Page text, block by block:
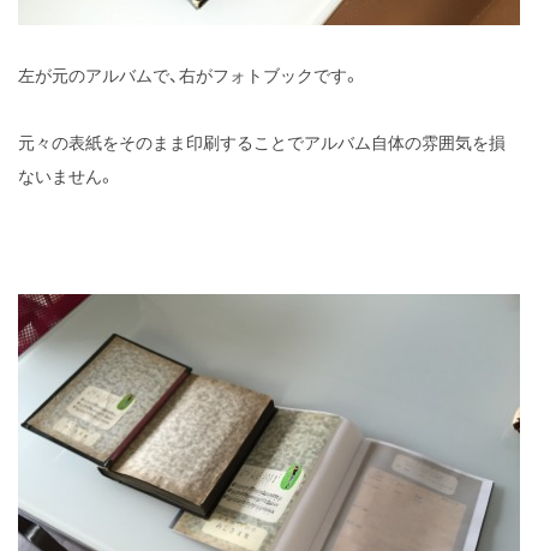
左が元のアルバムで、右がフォトブックです。
元々の表紙をそのまま印刷することでアルバム自体の雰囲気を損
ないません。